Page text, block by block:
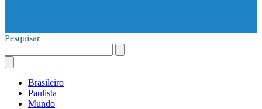
Pesquisar
Brasileiro
Paulista
Mundo